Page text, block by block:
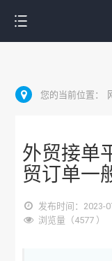
您的当前位置：
外贸接单
贸订单一
发布时间：2023-
浏览量（4577 ）